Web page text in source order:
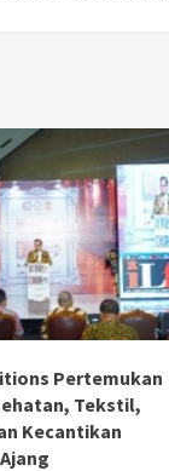
Pertemukan
Tekstil,
Kecantikan
Debut di
Bersejarah